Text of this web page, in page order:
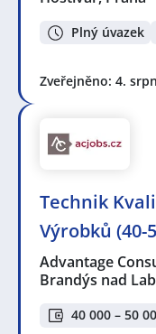
Plný úvazek
Zveřejněno: 4.
Technik
Výrobků (40-
Advantage
Brandýs nad
40 000 – 50